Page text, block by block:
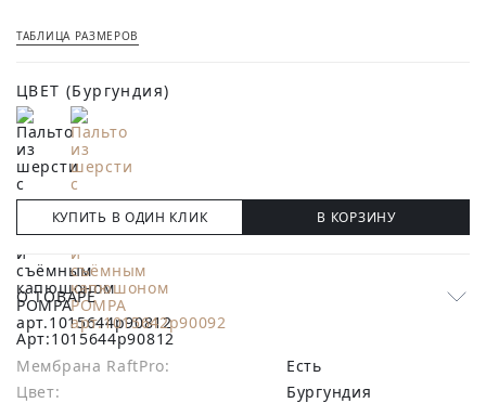
ТАБЛИЦА РАЗМЕРОВ
ЦВЕТ (Бургундия)
КУПИТЬ В ОДИН КЛИК В КОРЗИНУ
О ТОВАРЕ
Арт:1015644p90812
Мембрана RaftPro:
есть
Цвет:
Бургундия